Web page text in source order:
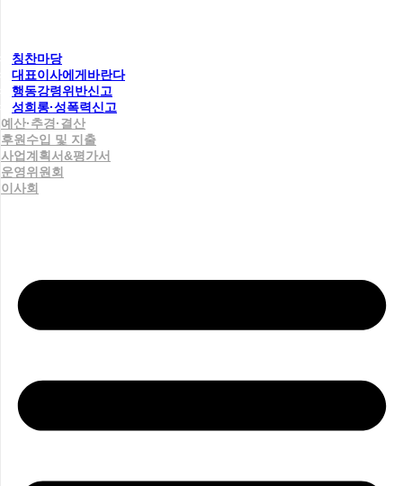
칭찬마당
대표이사에게바란다
행동강령위반신고
성희롱·성폭력신고
예산·추경·결산
후원수입 및 지출
사업계획서&평가서
운영위원회
이사회